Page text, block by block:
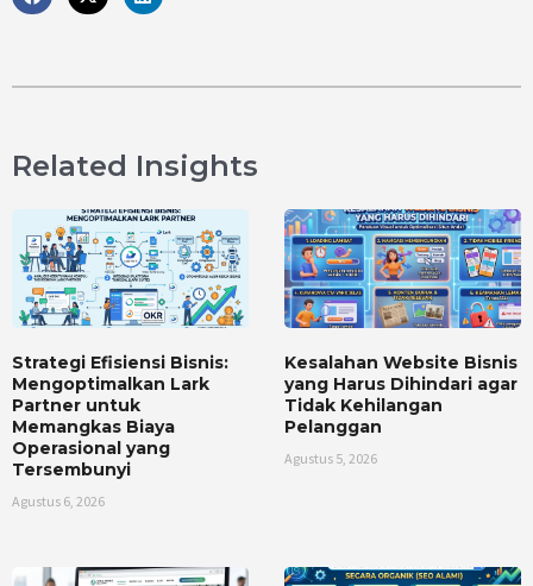
Related Insights
Strategi Efisiensi Bisnis:
Mengoptimalkan Lark
Partner untuk
Memangkas Biaya
Operasional yang
Tersembunyi
Agustus 6, 2026
Kesalahan Website Bisnis
yang Harus Dihindari agar
Tidak Kehilangan
Pelanggan
Agustus 5, 2026